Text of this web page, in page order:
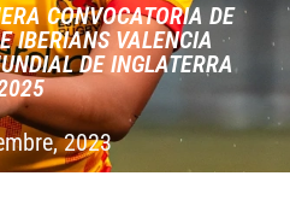
CONVOCATORIA DE
IBERIANS VALENCIA
DE INGLATERRA
2023